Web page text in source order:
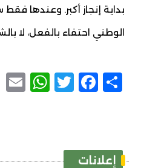
بداية إنجاز أكبر. وعندها فقط
الوطني احتفاء بالفعل، لا
Share
إعلانات